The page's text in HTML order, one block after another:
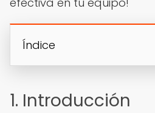
Índice
1. Introducción